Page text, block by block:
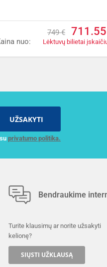
nuo:
749 €
Lėktuvų bilietai
UŽSAKYTI
privatumo politika.
Bendraukime
Turite klausimų ar norite užsakyti
kelionę?
SIŲSTI UŽKLAUSĄ